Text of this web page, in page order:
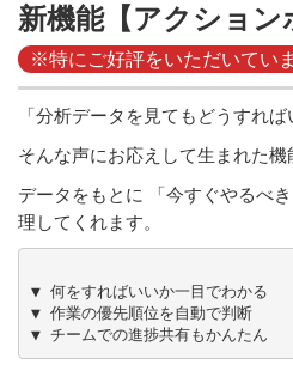
新機能【アクション
※特にご好評をいただいてい
「分析データを見てもどうすれ
そんな声にお応えして生まれた機
データをもとに 「今すぐやるべ
理してくれます。
▼ 何をすればいいか一目でわかる
▼ 作業の優先順位を自動で判断